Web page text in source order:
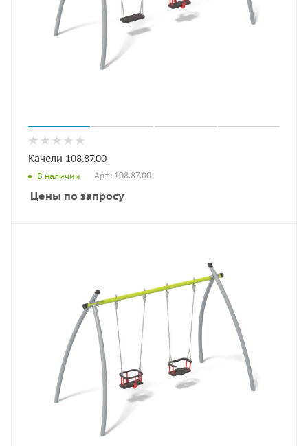
Качели 108.87.00
В наличии Арт.: 108.87.00
Цены по запросу